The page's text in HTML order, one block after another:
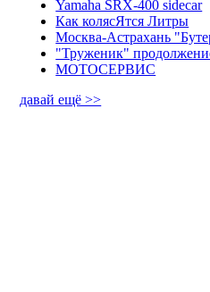
Yamaha SRX-400 sidecar
Как колясЯтся Литры
Москва-Астрахань
"Труженик"
МОТОСЕРВИС
давай ещё >>